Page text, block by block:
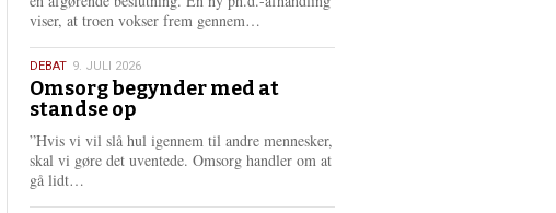
viser, at troen vokser frem gennem…
e
e
9.
juli
2026
DEBAT 9. JULI 2026
Omsorg begynder med at
standse op
”Hvis vi vil slå hul igennem til andre mennesker,
skal vi gøre det uventede. Omsorg handler om at
gå lidt…